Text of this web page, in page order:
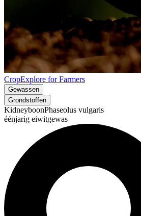
CropExplore for Farmers
Gewassen
Grondstoffen
KidneyboonPhaseolus vulgaris
éénjarig eiwitgewas